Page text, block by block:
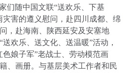
们随中国文联“送欢乐、下基
灾害的遵义慰问，赴四川成都、绵
，赴海南、陕西延安及安塞地
欢乐、送文化、送温暖”活动，
色娘子军”老战士、劳动模范画
、画册。与基层美术工作者和民